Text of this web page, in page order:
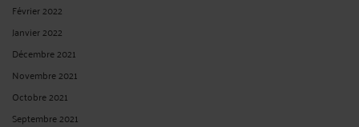
Février 2022
Janvier 2022
Décembre 2021
Novembre 2021
Octobre 2021
Septembre 2021